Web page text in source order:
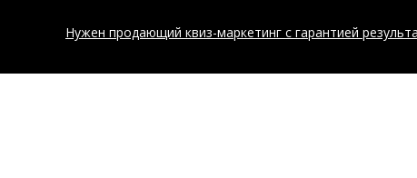
Нужен продающий квиз-маркетинг с гарантией